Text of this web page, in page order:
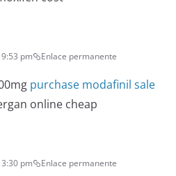
pm Enlace permanente
purchase modafinil sale
online cheap
pm Enlace permanente